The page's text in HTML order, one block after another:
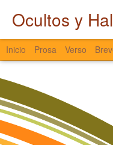
Ocultos y
Inicio Prosa Verso
Entretiempo
LATAM hacia Cali
Castlevania